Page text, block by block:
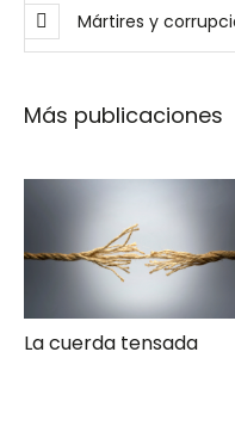
Mártires y
Más publicaciones
La cuerda tensada Video